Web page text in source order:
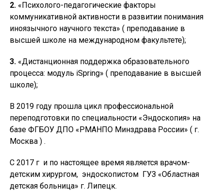
2. «Психолого-педагогические факторы
коммуникативной активности в развитии понимания
иноязычного научного текста» ( преподавание в
высшей школе на международном факультете);
3. «Дистанционная поддержка образовательного
процесса: модуль iSpring» ( преподавание в высшей
школе);
В 2019 году прошла цикл профессиональной
переподготовки по специальности «Эндоскопия» на
базе ФГБОУ ДПО «РМАНПО Минздрава России» ( г.
Москва ) .
С 2017 г и по настоящее время является врачом-
детским хирургом, эндоскопистом ГУЗ «Областная
детская больница» г. Липецк.